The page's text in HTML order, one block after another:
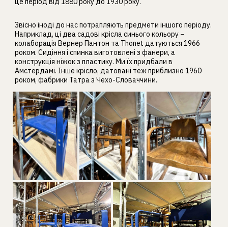
Звісно іноді до нас потрапляють предмети іншого періоду.
Наприклад, ці два садові крісла синього кольору –
колаборація Вернер Пантон та Thonet датуються 1966
роком. Сидіння і спинка виготовлені з фанери, а
конструкція ніжок з пластику. Ми їх придбали в
Амстердамі. Інше крісло, датовані теж приблизно 1960
роком, фабрики Татра з Чехо-Словаччини.